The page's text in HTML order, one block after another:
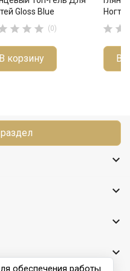
Gloss Blue
   (0)
В корзину
 
В




обеспечения работы